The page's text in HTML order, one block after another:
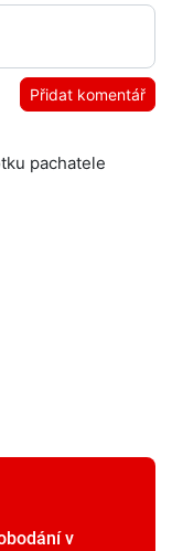
Přidat komentář
pachatele
v